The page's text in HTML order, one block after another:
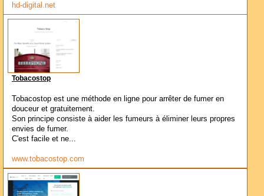
hd-digital.net
Tobacostop
Tobacostop est une méthode en ligne pour arrêter de fumer en
douceur et gratuitement.
Son principe consiste à aider les fumeurs à éliminer leurs propres
envies de fumer.
C'est facile et ne...
www.tobacostop.com